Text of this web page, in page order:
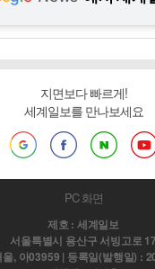
지면보다 빠르게!
세계일보를 만나보세요
PC 화면
제호 : 세계일보
서울특별시 용산구 서빙고로 17
, 아03959 | 등록일(발행일) :